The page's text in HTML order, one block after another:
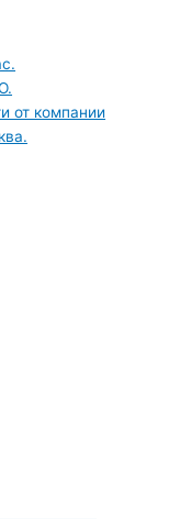
от компании